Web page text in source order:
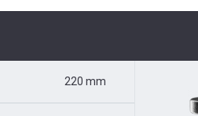
220 mm